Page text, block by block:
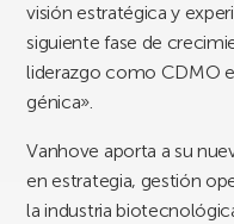
visión estratégica y
siguiente fase de
liderazgo como CDMO
génica».
Vanhove aporta a su
en estrategia, gestión
la industria